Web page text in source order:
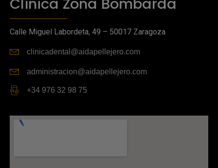
Calle Miguel Labordeta, 49 – 50017 Zaragoza
clinicadental@aidapellejero.com
administracion@aidapellejero.com
+34 976 32 98 75